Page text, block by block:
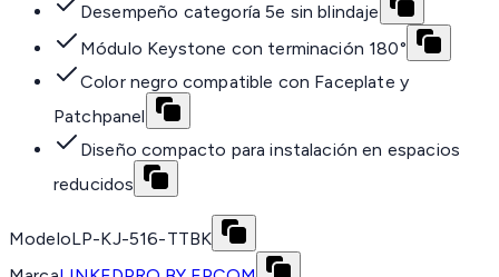
Desempeño categoría 5e sin blindaje
Módulo Keystone con terminación 180°
Color negro compatible con Faceplate y
Patchpanel
Diseño compacto para instalación en espacios
reducidos
ModeloLP-KJ-516-TTBK